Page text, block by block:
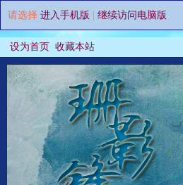
请选择 进入手机版 继续访问电脑版
设为首页 收藏本站